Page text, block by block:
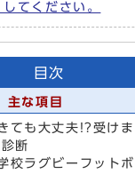
てください。
目次
主な項目
ても大丈夫!?受けま
断
校ラグビーフットボ